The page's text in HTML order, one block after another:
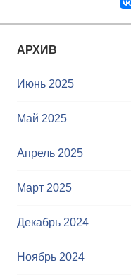
и
я
п
а
п
и
АРХИВ
Июнь 2025
Май 2025
Апрель 2025
Март 2025
Декабрь 2024
Ноябрь 2024